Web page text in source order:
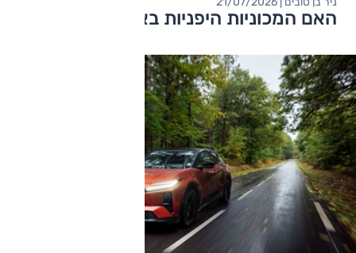
האם המכוניות היפניות באמת אמינות יותר?